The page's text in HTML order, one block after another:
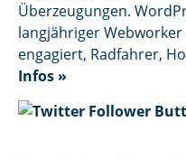
Überzeugungen.
langjähriger
engagiert, Radfahrer,
Infos »